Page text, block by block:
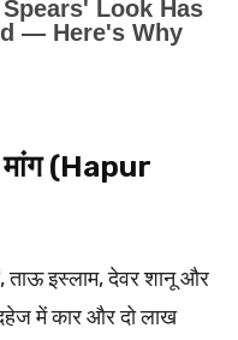
(Hapur
ताऊ इस्लाम, देवर शानू और
में कार और दो लाख